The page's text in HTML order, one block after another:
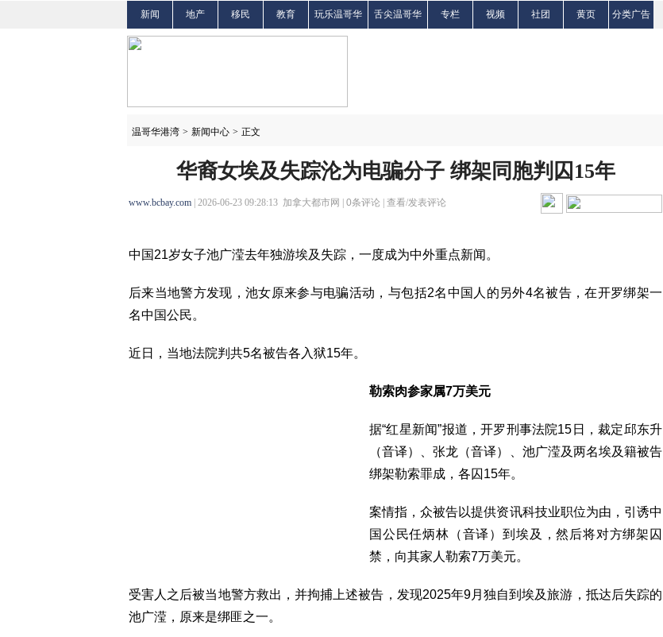
新闻 地产 移民 教育 玩乐温哥华 舌尖温哥华 专栏 视频 社团 黄页 分类广告
温哥华港湾 > 新闻中心 > 正文
华裔女埃及失踪沦为电骗分子 绑架同胞判囚15年
www.bcbay.com | 2026-06-23 09:28:13 加拿大都市网 | 0条评论 | 查看/发表评论
中国21岁女子池广滢去年独游埃及失踪，一度成为中外重点新闻。
后来当地警方发现，池女原来参与电骗活动，与包括2名中国人的另外4名被告，在开罗绑架一
名中国公民。
近日，当地法院判共5名被告各入狱15年。
勒索肉参家属7万美元
据“红星新闻”报道，开罗刑事法院15日，裁定邱东升
（音译）、张龙（音译）、池广滢及两名埃及籍被告
绑架勒索罪成，各囚15年。
案情指，众被告以提供资讯科技业职位为由，引诱中
国公民任炳林（音译）到埃及，然后将对方绑架囚
禁，向其家人勒索7万美元。
受害人之后被当地警方救出，并拘捕上述被告，发现2025年9月独自到埃及旅游，抵达后失踪的
池广滢，原来是绑匪之一。